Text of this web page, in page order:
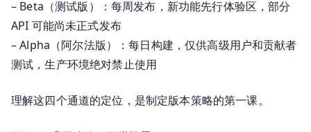
– Beta（测试版）：每周发布，新功能先行体验区，部分
API 可能尚未正式发布
– Alpha（阿尔法版）：每日构建，仅供高级用户和贡献者
测试，生产环境绝对禁止使用
理解这四个通道的定位，是制定版本策略的第一课。